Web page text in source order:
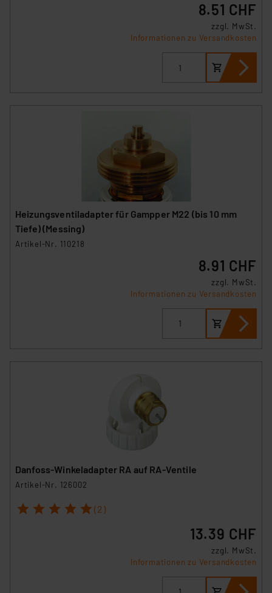
8.51 CHF
zzgl. MwSt.
Informationen zu Versandkosten
Heizungsventiladapter für Gampper M22 (bis 10 mm
Tiefe) (Messing)
Artikel-Nr. 110218
8.91 CHF
zzgl. MwSt.
Informationen zu Versandkosten
Danfoss-Winkeladapter RA auf RA-Ventile
Artikel-Nr. 126002
1 2 3 4 5 (2)
13.39 CHF
zzgl. MwSt.
Informationen zu Versandkosten